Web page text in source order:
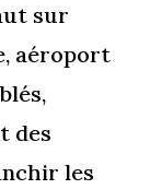
sur
aéroport
des
les